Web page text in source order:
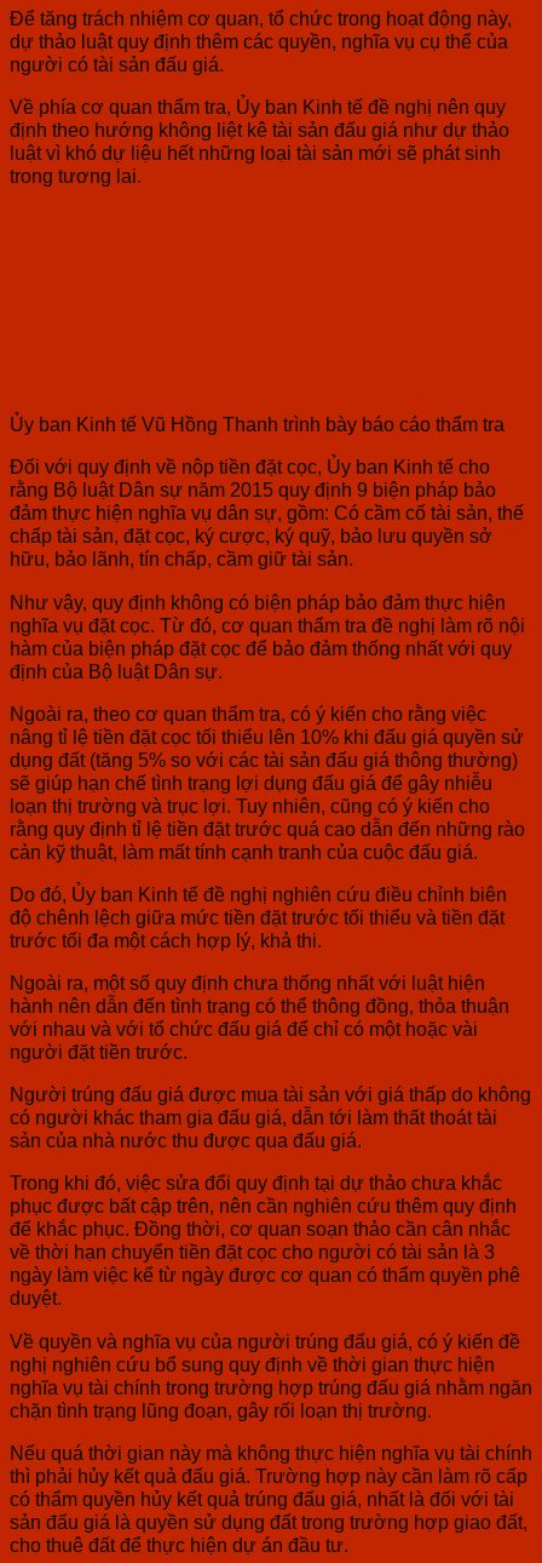
Để tăng trách nhiệm cơ quan, tổ chức trong hoạt động này,
dự thảo luật quy định thêm các quyền, nghĩa vụ cụ thể của
người có tài sản đấu giá.
Về phía cơ quan thẩm tra, Ủy ban Kinh tế đề nghị nên quy
định theo hướng không liệt kê tài sản đấu giá như dự thảo
luật vì khó dự liệu hết những loại tài sản mới sẽ phát sinh
trong tương lai.
Ủy ban Kinh tế Vũ Hồng Thanh trình bày báo cáo thẩm tra
Đối với quy định về nộp tiền đặt cọc, Ủy ban Kinh tế cho
rằng Bộ luật Dân sự năm 2015 quy định 9 biện pháp bảo
đảm thực hiện nghĩa vụ dân sự, gồm: Có cầm cố tài sản, thế
chấp tài sản, đặt cọc, ký cược, ký quỹ, bảo lưu quyền sở
hữu, bảo lãnh, tín chấp, cầm giữ tài sản.
Như vậy, quy định không có biện pháp bảo đảm thực hiện
nghĩa vụ đặt cọc. Từ đó, cơ quan thẩm tra đề nghị làm rõ nội
hàm của biện pháp đặt cọc để bảo đảm thống nhất với quy
định của Bộ luật Dân sự.
Ngoài ra, theo cơ quan thẩm tra, có ý kiến cho rằng việc
nâng tỉ lệ tiền đặt cọc tối thiểu lên 10% khi đấu giá quyền sử
dụng đất (tăng 5% so với các tài sản đấu giá thông thường)
sẽ giúp hạn chế tình trạng lợi dụng đấu giá để gây nhiễu
loạn thị trường và trục lợi. Tuy nhiên, cũng có ý kiến cho
rằng quy định tỉ lệ tiền đặt trước quá cao dẫn đến những rào
cản kỹ thuật, làm mất tính cạnh tranh của cuộc đấu giá.
Do đó, Ủy ban Kinh tế đề nghị nghiên cứu điều chỉnh biên
độ chênh lệch giữa mức tiền đặt trước tối thiểu và tiền đặt
trước tối đa một cách hợp lý, khả thi.
Ngoài ra, một số quy định chưa thống nhất với luật hiện
hành nên dẫn đến tình trạng có thể thông đồng, thỏa thuận
với nhau và với tổ chức đấu giá để chỉ có một hoặc vài
người đặt tiền trước.
Người trúng đấu giá được mua tài sản với giá thấp do không
có người khác tham gia đấu giá, dẫn tới làm thất thoát tài
sản của nhà nước thu được qua đấu giá.
Trong khi đó, việc sửa đổi quy định tại dự thảo chưa khắc
phục được bất cập trên, nên cần nghiên cứu thêm quy định
để khắc phục. Đồng thời, cơ quan soạn thảo cần cân nhắc
về thời hạn chuyển tiền đặt cọc cho người có tài sản là 3
ngày làm việc kể từ ngày được cơ quan có thẩm quyền phê
duyệt.
Về quyền và nghĩa vụ của người trúng đấu giá, có ý kiến đề
nghị nghiên cứu bổ sung quy định về thời gian thực hiện
nghĩa vụ tài chính trong trường hợp trúng đấu giá nhằm ngăn
chặn tình trạng lũng đoạn, gây rối loạn thị trường.
Nếu quá thời gian này mà không thực hiện nghĩa vụ tài chính
thì phải hủy kết quả đấu giá. Trường hợp này cần làm rõ cấp
có thẩm quyền hủy kết quả trúng đấu giá, nhất là đối với tài
sản đấu giá là quyền sử dụng đất trong trường hợp giao đất,
cho thuê đất để thực hiện dự án đầu tư.